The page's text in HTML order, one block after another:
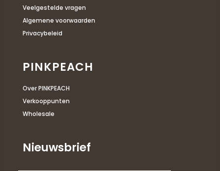
Veelgestelde vragen
Algemene voorwaarden
Privacybeleid
PINKPEACH
Over PINKPEACH
Verkooppunten
Wholesale
Nieuwsbrief